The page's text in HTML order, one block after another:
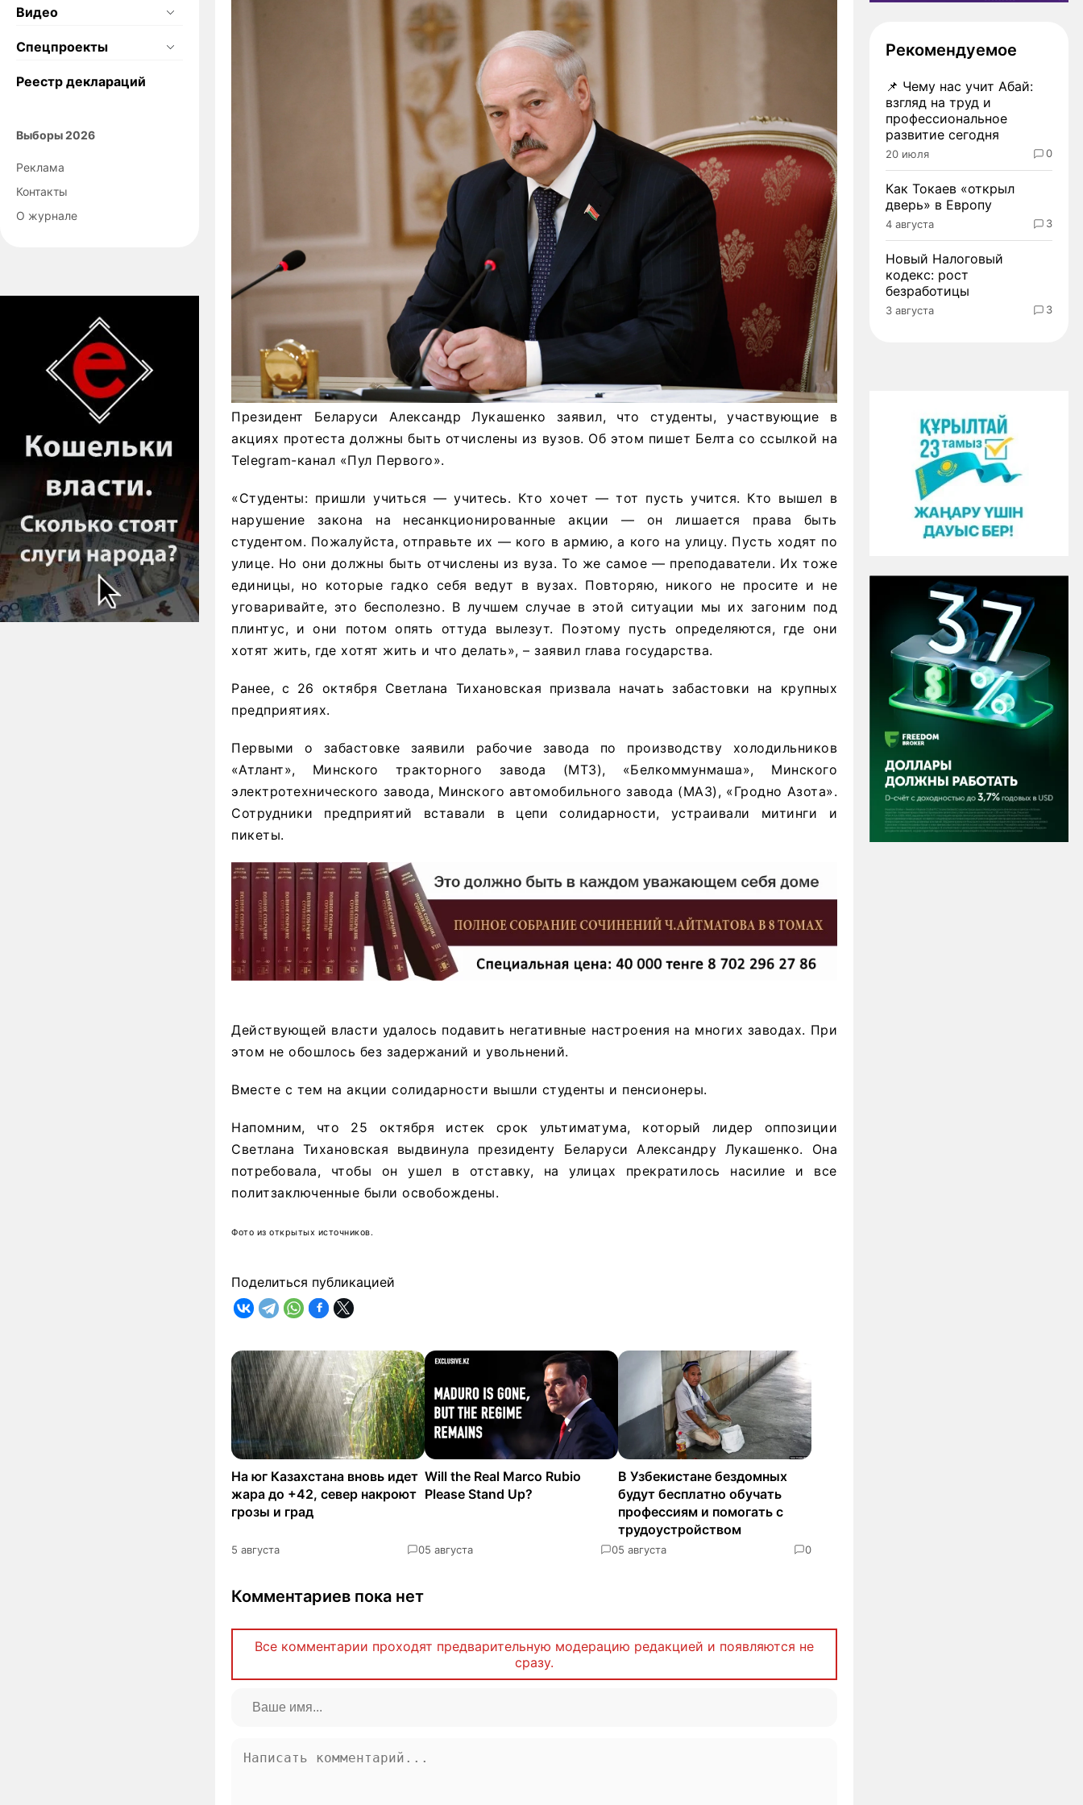
Видео
Спецпроекты
Реестр деклараций
Выборы 2026
Реклама
Контакты
О журнале
Президент Беларуси Александр Лукашенко заявил, что студенты, участвующие в
акциях протеста должны быть отчислены из вузов. Об этом пишет Белта со ссылкой на
Telegram-канал «Пул Первого».
«Студенты: пришли учиться — учитесь. Кто хочет — тот пусть учится. Кто вышел в
нарушение закона на несанкционированные акции — он лишается права быть
студентом. Пожалуйста, отправьте их — кого в армию, а кого на улицу. Пусть ходят по
улице. Но они должны быть отчислены из вуза. То же самое — преподаватели. Их тоже
единицы, но которые гадко себя ведут в вузах. Повторяю, никого не просите и не
уговаривайте, это бесполезно. В лучшем случае в этой ситуации мы их загоним под
плинтус, и они потом опять оттуда вылезут. Поэтому пусть определяются, где они
хотят жить, где хотят жить и что делать», – заявил глава государства.
Ранее, с 26 октября Светлана Тихановская призвала начать забастовки на крупных
предприятиях.
Первыми о забастовке заявили рабочие завода по производству холодильников
«Атлант», Минского тракторного завода (МТЗ), «Белкоммунмаша», Минского
электротехнического завода, Минского автомобильного завода (МАЗ), «Гродно Азота».
Сотрудники предприятий вставали в цепи солидарности, устраивали митинги и
пикеты.
Действующей власти удалось подавить негативные настроения на многих заводах. При
этом не обошлось без задержаний и увольнений.
Вместе с тем на акции солидарности вышли студенты и пенсионеры.
Напомним, что 25 октября истек срок ультиматума, который лидер оппозиции
Светлана Тихановская выдвинула президенту Беларуси Александру Лукашенко. Она
потребовала, чтобы он ушел в отставку, на улицах прекратилось насилие и все
политзаключенные были освобождены.
Фото из открытых источников.
Поделиться публикацией
На юг Казахстана вновь идет
жара до +42, север накроют
грозы и град
5 августа 0
Will the Real Marco Rubio
Please Stand Up?
5 августа 0
В Узбекистане бездомных
будут бесплатно обучать
профессиям и помогать с
трудоустройством
5 августа 0
Комментариев пока нет
Все комментарии проходят предварительную модерацию редакцией и появляются не
сразу.
Рекомендуемое
📌 Чему нас учит Абай:
взгляд на труд и
профессиональное
развитие сегодня
20 июля 0
Как Токаев «открыл
дверь» в Европу
4 августа 3
Новый Налоговый
кодекс: рост
безработицы
3 августа 3